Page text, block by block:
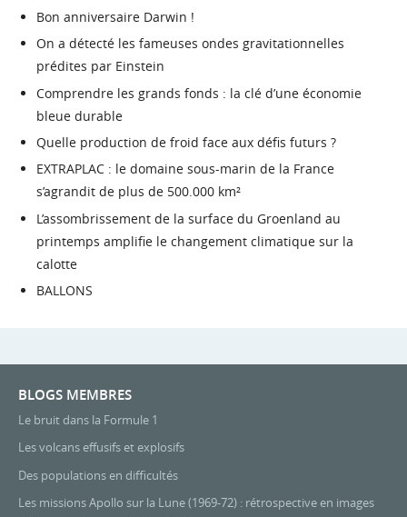
Bon anniversaire Darwin !
On a détecté les fameuses ondes gravitationnelles
prédites par Einstein
Comprendre les grands fonds : la clé d’une économie
bleue durable
Quelle production de froid face aux défis futurs ?
EXTRAPLAC : le domaine sous-marin de la France
s’agrandit de plus de 500.000 km²
L’assombrissement de la surface du Groenland au
printemps amplifie le changement climatique sur la
calotte
BALLONS
BLOGS MEMBRES
Le bruit dans la Formule 1
Les volcans effusifs et explosifs
Des populations en difficultés
Les missions Apollo sur la Lune (1969-72) : rétrospective en images